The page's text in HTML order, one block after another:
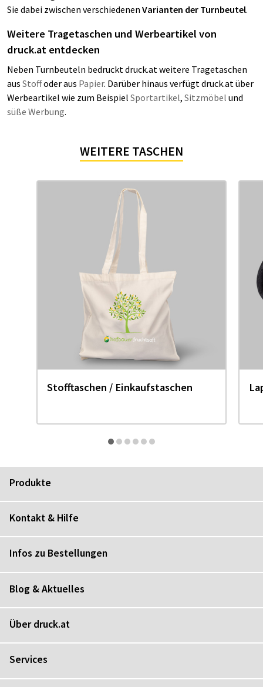
Sie dabei zwischen verschiedenen Varianten der Turnbeutel.
Weitere Tragetaschen und Werbeartikel von
druck.at entdecken
Neben Turnbeuteln bedruckt druck.at weitere Tragetaschen
aus Stoffoder aus Papier. Darüber hinaus verfügt druck.at über
Werbeartikel wie zum Beispiel Sportartikel, Sitzmöbel und
süße Werbung.
WEITERE TASCHEN
Stofftaschen / Einkaufstaschen
Produkte
Kontakt & Hilfe
Infos zu Bestellungen
Blog & Aktuelles
Über druck.at
Services